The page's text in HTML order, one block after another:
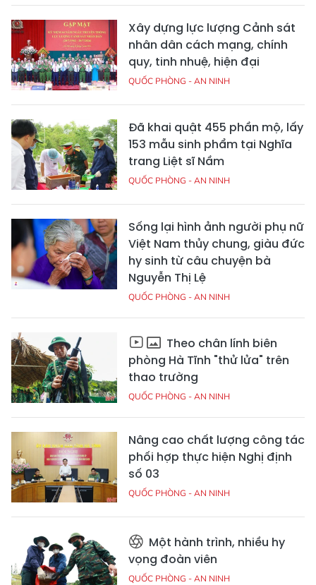
Xây dựng lực lượng Cảnh sát
nhân dân cách mạng, chính
quy, tinh nhuệ, hiện đại
QUỐC PHÒNG - AN NINH
Đã khai quật 455 phần mộ, lấy
153 mẫu sinh phẩm tại Nghĩa
trang Liệt sĩ Nầm
QUỐC PHÒNG - AN NINH
Sống lại hình ảnh người phụ nữ
Việt Nam thủy chung, giàu đức
hy sinh từ câu chuyện bà
Nguyễn Thị Lệ
QUỐC PHÒNG - AN NINH
Theo chân lính biên
phòng Hà Tĩnh "thử lửa" trên
thao trường
QUỐC PHÒNG - AN NINH
Nâng cao chất lượng công tác
phối hợp thực hiện Nghị định
số 03
QUỐC PHÒNG - AN NINH
Một hành trình, nhiều hy
vọng đoàn viên
QUỐC PHÒNG - AN NINH